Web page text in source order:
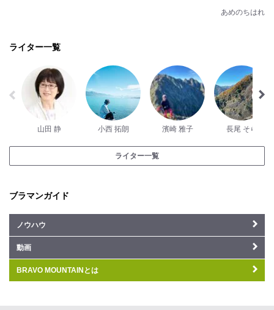
あめのちはれ
ライター一覧
山田 静 小西 拓朗 濱崎 雅子 長尾 そら
ライター一覧
ブラマンガイド
ノウハウ
動画
BRAVO MOUNTAINとは